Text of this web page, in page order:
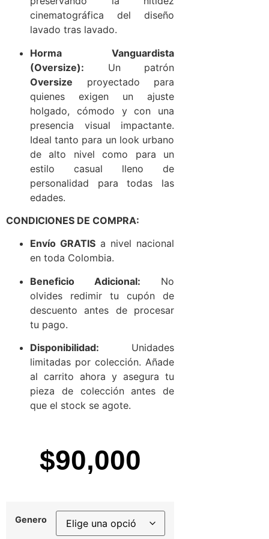
cinematográfica del diseño
lavado tras lavado.
Horma Vanguardista
(Oversize): Un patrón
Oversize proyectado para
quienes exigen un ajuste
holgado, cómodo y con una
presencia visual impactante.
Ideal tanto para un look urbano
de alto nivel como para un
estilo casual lleno de
personalidad para todas las
edades.
CONDICIONES DE COMPRA:
Envío GRATIS a nivel nacional
en toda Colombia.
Beneficio Adicional: No
olvides redimir tu cupón de
descuento antes de procesar
tu pago.
Disponibilidad: Unidades
limitadas por colección. Añade
al carrito ahora y asegura tu
pieza de colección antes de
que el stock se agote.
$90,000
Genero